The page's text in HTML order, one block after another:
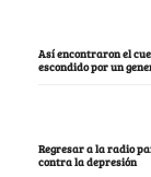
Así encontraron el
escondido por un
Regresar a la radio
contra la depresión